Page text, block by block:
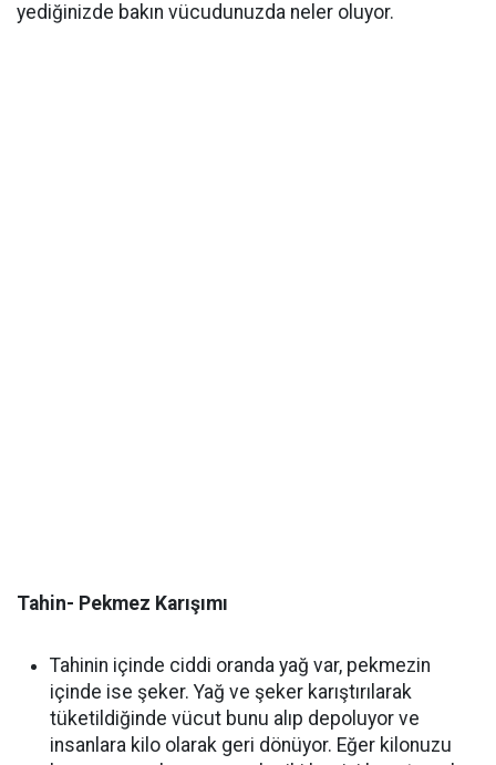
yediğinizde bakın vücudunuzda neler oluyor.
Tahin- Pekmez Karışımı
Tahinin içinde ciddi oranda yağ var, pekmezin
içinde ise şeker. Yağ ve şeker karıştırılarak
tüketildiğinde vücut bunu alıp depoluyor ve
insanlara kilo olarak geri dönüyor. Eğer kilonuzu